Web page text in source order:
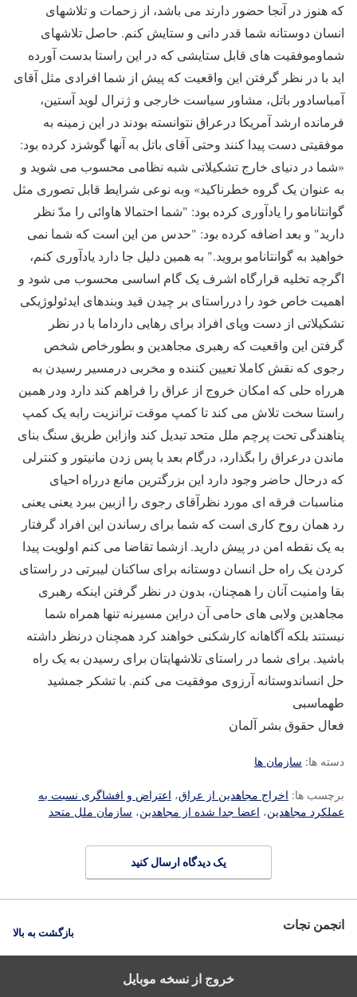
که هنوز در آنجا حضور دارند می باشد، از زحمات و تلاشهای
انسان دوستانه شما قدر دانی و ستایش کنم. حاصل تلاشهای
شماوموفقیت های قابل ستایشی که در این راستا بدست آورده
اید با در نظر گرفتن این واقعیت که پیش از شما افرادی مثل آقای
آمباسادور باتل، مشاور سیاست خارجی و ژنرال لوید آستین،
فرمانده ارشد آمریکا درعراق نتوانسته بودند در این زمینه به
موفقیتی دست پیدا کنند وحتی آقای باتل به آنها گوشزد کرده بود:
«شما در دنیای خارج تشکیلاتی شبه نظامی محسوب می شوید و
به عنوان یک گروه خطرناکید» وبه نوعی شرایط قابل تصوری مثل
گوانتانامو را یادآوری کرده بود: "شما احتمالا هاوائی را مدّ نظر
دارید" و بعد اضافه کرده بود: "حدس من این است که شما نمی
خواهید به گوانتانامو بروید." به همین دلیل جا دارد یادآوری کنم،
اگرچه تخلیه قرارگاه اشرف یک گام اساسی محسوب می شود و
اهمیت خاص خود را درراستای بر چیدن قید وبندهای ایدئولوژیکی
تشکیلاتی از دست وپای افراد برای رهایی دارداما با در نظر
گرفتن این واقعیت که رهبری مجاهدین و بطورخاص شخص
رجوی که نقش کاملا تعیین کننده و مخربی درمسیر رسیدن به
هرراه حلی که امکان خروج از عراق را فراهم کند دارد ودر همین
راستا سخت تلاش می کند تا کمپ موقت ترانزیت رابه یک کمپ
پناهندگی تحت پرچم ملل متحد تبدیل کند وازاین طریق سنگ بنای
ماندن درعراق را بگذارد، درگام بعد با پس زدن مانیتور و کنترلی
که درحال حاضر وجود دارد این بزرگترین مانع درراه احیای
مناسبات فرقه ای مورد نظرآقای رجوی را ازبین ببرد یعنی یعنی
رد همان روح کاری است که شما برای رساندن این افراد گرفتار
به یک نقطه امن در پیش دارید. ازشما تقاضا می کنم اولویت پیدا
کردن یک راه حل انسان دوستانه برای ساکنان لیبرتی در راستای
بقا وامنیت آنان را همچنان، بدون در نظر گرفتن اینکه رهبری
مجاهدین ولابی های حامی آن دراین مسیرنه تنها همراه شما
نیستند بلکه آگاهانه کارشکنی خواهند کرد همچنان درنظر داشته
باشید. برای شما در راستای تلاشهایتان برای رسیدن به یک راه
حل انساندوستانه آرزوی موفقیت می کنم. با تشکر جمشید
طهماسبی
فعال حقوق بشر آلمان
دسته ها: سازمان ها
برچسب ها: اخراج مجاهدین از عراق، اعتراض و افشاگری نسبت به
عملکرد مجاهدین، اعضا جدا شده از مجاهدین، سازمان ملل متحد
یک دیدگاه ارسال کنید
انجمن نجات بازگشت به بالا
خروج از نسخه موبایل